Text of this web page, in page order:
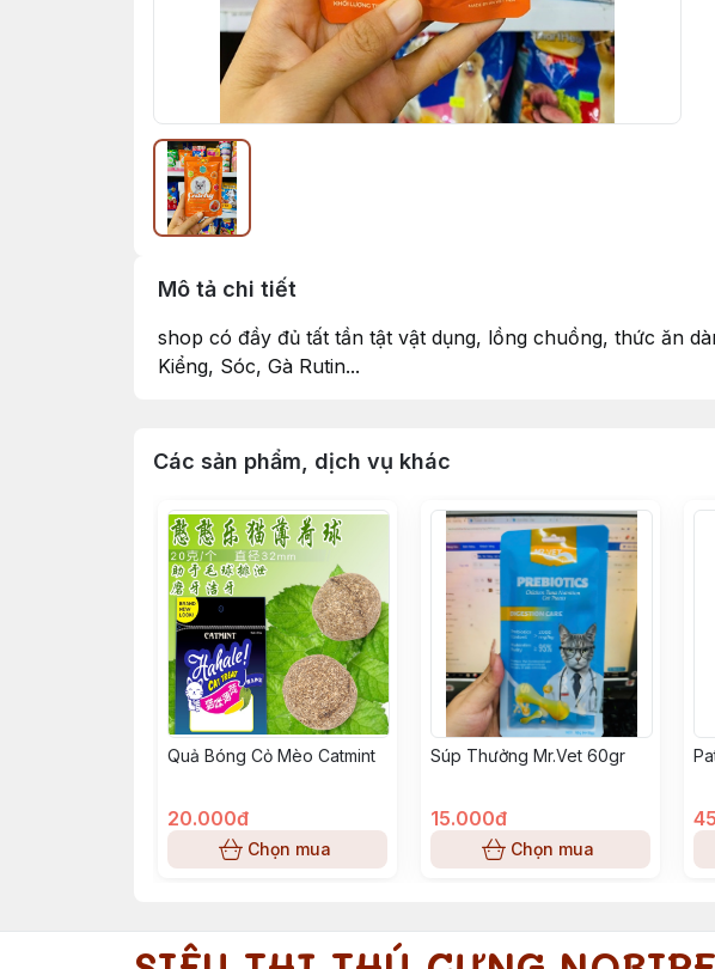
Mô tả chi tiết
shop có đầy đủ tất tần tật vật dụng, lồng chuồng, thức ăn
Kiểng, Sóc, Gà Rutin...
Các sản phẩm, dịch vụ khác
Quả Bóng Cỏ Mèo Catmint
20.000đ
Chọn mua
Súp Thưởng Mr.Vet 60gr
15.000đ
Chọn mua